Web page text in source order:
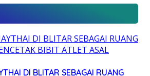
DI BLITAR SEBAGAI RUANG